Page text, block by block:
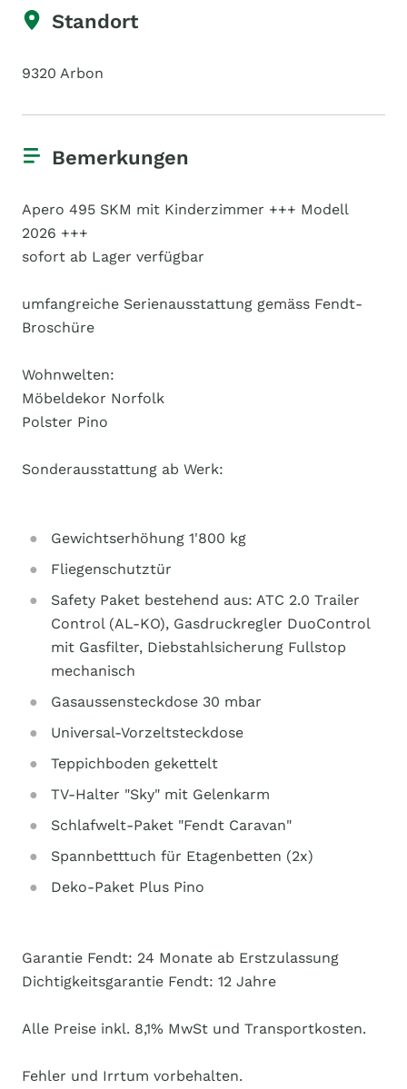
Standort
9320 Arbon
Bemerkungen
Apero 495 SKM mit Kinderzimmer +++ Modell
2026 +++
sofort ab Lager verfügbar
umfangreiche Serienausstattung gemäss Fendt-
Broschüre
Wohnwelten:
Möbeldekor Norfolk
Polster Pino
Sonderausstattung ab Werk:
Gewichtserhöhung 1'800 kg
Fliegenschutztür
Safety Paket bestehend aus: ATC 2.0 Trailer
Control (AL-KO), Gasdruckregler DuoControl
mit Gasfilter, Diebstahlsicherung Fullstop
mechanisch
Gasaussensteckdose 30 mbar
Universal-Vorzeltsteckdose
Teppichboden gekettelt
TV-Halter "Sky" mit Gelenkarm
Schlafwelt-Paket "Fendt Caravan"
Spannbetttuch für Etagenbetten (2x)
Deko-Paket Plus Pino
Garantie Fendt: 24 Monate ab Erstzulassung
Dichtigkeitsgarantie Fendt: 12 Jahre
Alle Preise inkl. 8,1% MwSt und Transportkosten.
Fehler und Irrtum vorbehalten.